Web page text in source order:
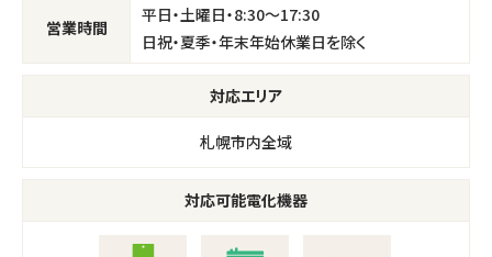
平日・土曜日・8:30～17:30
日祝・夏季・年末年始休業日を除く
対応エリア
札幌市内全域
対応可能電化機器